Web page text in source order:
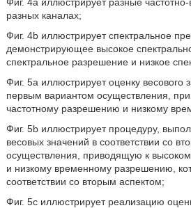
разных каналах;
Фиг. 4b иллюстрирует спектральное
демонстрирующее высокое
спектральное разрешение и низкое
Фиг. 5a иллюстрирует оценку весового
первым вариантом осуществления,
частотному разрешению и низкому
Фиг. 5b иллюстрирует процедуру,
весовых значений в соответствии со
осуществления, приводящую к
и низкому временному разрешению,
соответствии со вторым аспектом;
Фиг. 5c иллюстрирует реализацию